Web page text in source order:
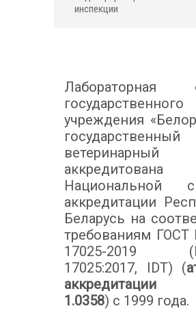
инспекции
Лабораторная
государственного
учреждения
государственный
ветеринарный
Национальной
аккредитации
Беларусь на
требованиям ГОСТ
17025-2019
17025:2017, IDT) (
аккредитации
1.0358) с 1999 года.